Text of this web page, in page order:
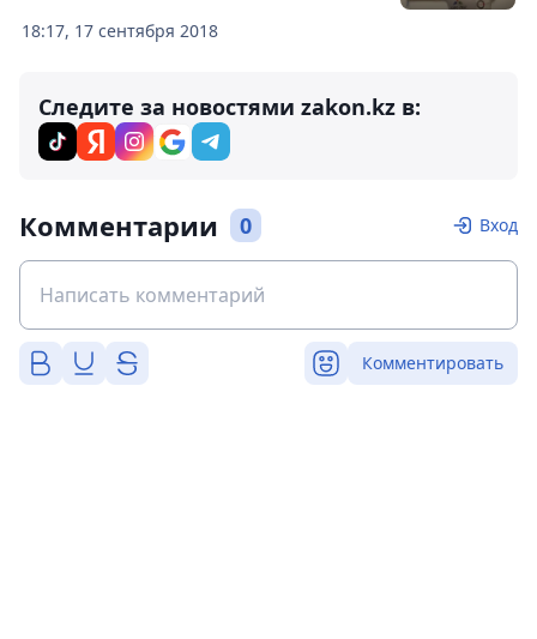
18:17, 17 сентября 2018
Следите за новостями zakon.kz в:
Комментарии 0 Вход
Комментировать